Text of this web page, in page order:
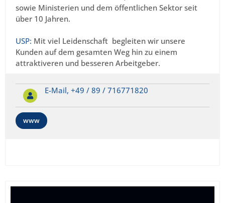
sowie Ministerien und dem öffentlichen Sektor seit
über 10 Jahren.
USP: Mit viel Leidenschaft begleiten wir unsere
Kunden auf dem gesamten Weg hin zu einem
attraktiveren und besseren Arbeitgeber.
E-Mail, +49 / 89 / 716771820
www